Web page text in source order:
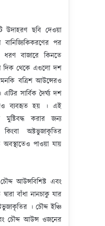
উদাহরণ ছবি দেওয়া
পর
বাজারে কিনতে
দিক থেকে এগুলো দশ
বত্রিশ আউন্সেরও
সার্বিক দৈর্ঘ্য দশ
ব্যবহৃত হয় । এই
মুষ্টিবদ্ধ করার জন্য
অষ্টভুজাকৃতির
অবস্থাতেও পাওয়া যায়
আউন্সবিশিষ্ট এবং
বাঁধা নানচাকু যার
। চৌদ্দ ইঞ্চি
চৌদ্দ আউন্স ওজনের